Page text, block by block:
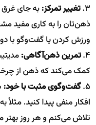
۳. تغییر تمرکز:به جای
ذهن‌تان را به کاری مفید
ورزش کردن یا گفت‌وگو با
۴. تمرین ذهن‌آگاهی:
کمک می‌کند که ذهن از چرخه
۵. گفت‌وگوی مثبت با خود:
افکار منفی پیدا کنید. مثلاً
تلاش می‌کنم و هر روز